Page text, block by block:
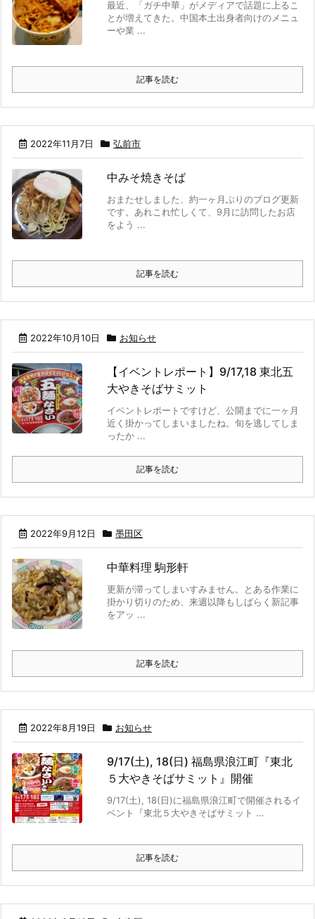
最近、「ガチ中華」がメディアで話題に上るこ
とが増えてきた。中国本土出身者向けのメニュ
ーや業 ...
記事を読む
2022年11月7日 弘前市
中みそ焼きそば
おまたせしました、約一ヶ月ぶりのブログ更新
です。あれこれ忙しくて、9月に訪問したお店
をよう ...
記事を読む
2022年10月10日 お知らせ
【イベントレポート】9/17,18 東北五
大やきそばサミット
イベントレポートですけど、公開までに一ヶ月
近く掛かってしまいましたね。旬を逃してしま
ったか ...
記事を読む
2022年9月12日 墨田区
中華料理 駒形軒
更新が滞ってしまいすみません。とある作業に
掛かり切りのため、来週以降もしばらく新記事
をアッ ...
記事を読む
2022年8月19日 お知らせ
9/17(土), 18(日) 福島県浪江町『東北
５大やきそばサミット』開催
9/17(土), 18(日)に福島県浪江町で開催されるイ
ベント『東北５大やきそばサミット ...
記事を読む